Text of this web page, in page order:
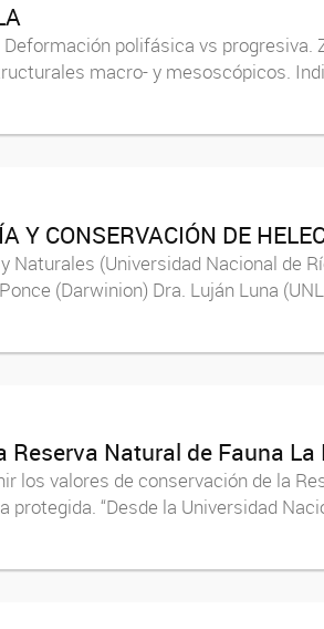
Deformación polifásica vs
macro- y mesoscópicos.
Y CONSERVACIÓN DE
(Universidad Nacional de
(Darwinion) Dra. Luján Luna
Natural de Fauna La
los valores de conservación de la
“Desde la Universidad